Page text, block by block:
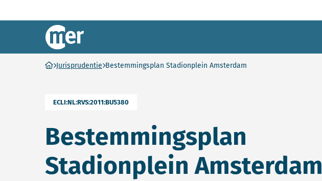
Commissie mer
Ga naar homepage
Jurisprudentie Bestemmingsplan Stadionplein Amsterdam
ECLI:NL:RVS:2011:BU5380
Bestemmingsplan
Stadionplein Amsterdam